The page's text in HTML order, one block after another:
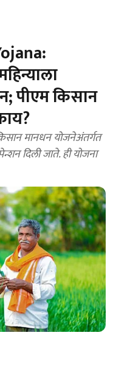
पीएम किसान
मानधन योजनेअंतर्गत
दिली जाते. ही योजना